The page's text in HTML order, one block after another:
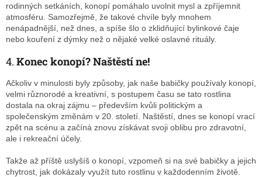
rodinných setkáních, konopí pomáhalo uvolnit mysl a zpříjemnit
atmosféru. Samozřejmě, že takové chvíle byly mnohem
nenápadnější, než dnes, a spíše šlo o zklidňující bylinkové čaje
nebo kouření z dýmky než o nějaké velké oslavné rituály.
4. Konec konopí? Naštěstí ne!
Ačkoliv v minulosti byly způsoby, jak naše babičky používaly konopí,
velmi různorodé a kreativní, s postupem času se tato rostlina
dostala na okraj zájmu – především kvůli politickým a
společenským změnám v 20. století. Naštěstí, dnes se konopí vrací
zpět na scénu a začíná znovu získávat svoji oblibu pro zdravotní,
ale i rekreační účely.
Takže až příště uslyšíš o konopí, vzpomeň si na své babičky a jejich
chytrost, jak dokázaly využít tuto rostlinu v každodenním životě.